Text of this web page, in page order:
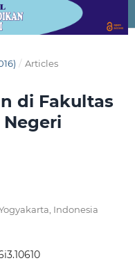
/ Articles
di Fakultas
Indonesia